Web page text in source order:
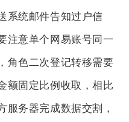
系统邮件告知过户信
注意单个网易账号同一
角色二次登记转移需要
额固定比例收取，相比
服务器完成数据交割，